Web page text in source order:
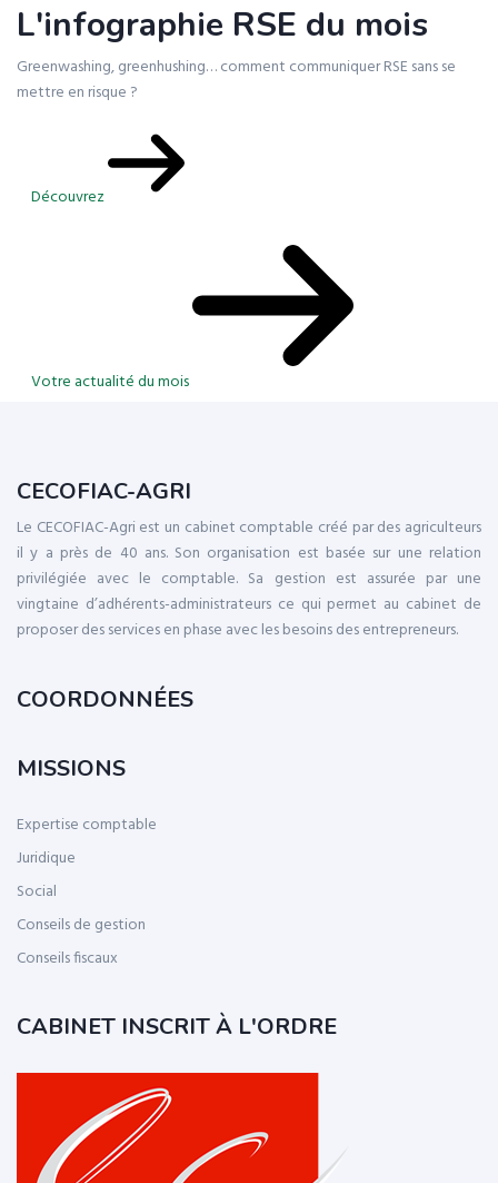
L'infographie RSE du mois
Greenwashing, greenhushing… comment communiquer RSE sans se
mettre en risque ?
Découvrez
Votre actualité du mois
CECOFIAC-AGRI
Le CECOFIAC-Agri est un cabinet comptable créé par des agriculteurs
il y a près de 40 ans. Son organisation est basée sur une relation
privilégiée avec le comptable. Sa gestion est assurée par une
vingtaine d’adhérents-administrateurs ce qui permet au cabinet de
proposer des services en phase avec les besoins des entrepreneurs.
COORDONNÉES
MISSIONS
Expertise comptable
Juridique
Social
Conseils de gestion
Conseils fiscaux
CABINET INSCRIT À L'ORDRE